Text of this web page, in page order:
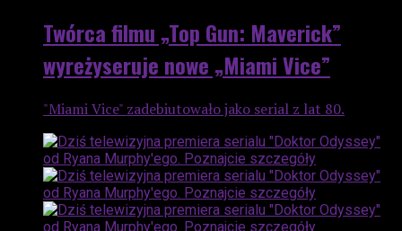
Twórca filmu „Top Gun: Maverick”
wyreżyseruje nowe „Miami Vice”
"Miami Vice" zadebiutowało jako serial z lat 80.